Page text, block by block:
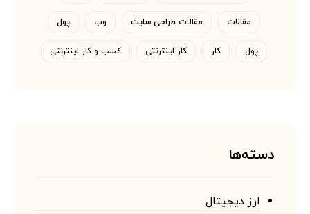
مقالات مقالات طراحی سایت وب پول
پول کار کار اینترنتی کسب و کار اینترنتی
دسته‌ها
ارز دیجیتال